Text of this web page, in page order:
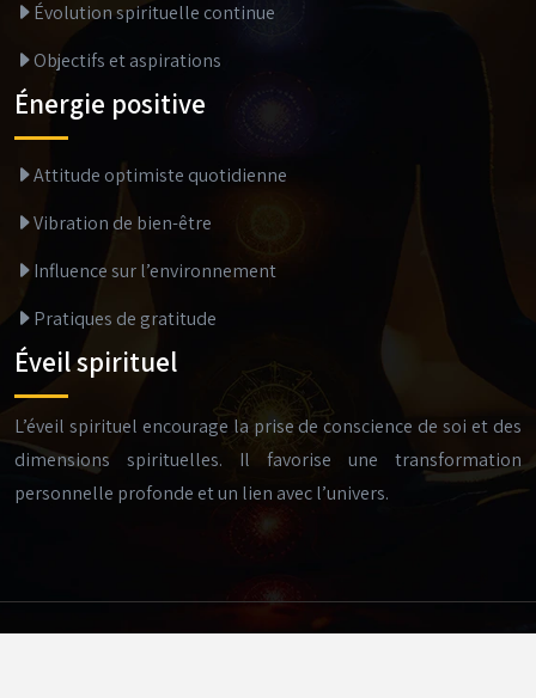
Évolution spirituelle continue
Objectifs et aspirations
Énergie positive
Attitude optimiste quotidienne
Vibration de bien-être
Influence sur l’environnement
Pratiques de gratitude
Éveil spirituel
L’éveil spirituel encourage la prise de conscience de soi et des
dimensions spirituelles. Il favorise une transformation
personnelle profonde et un lien avec l’univers.